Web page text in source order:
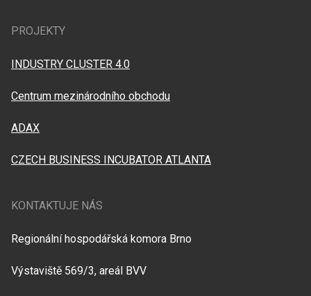
PROJEKTY
INDUSTRY CLUSTER 4.0
Centrum mezinárodního obchodu
ADAX
CZECH BUSINESS INCUBATOR ATLANTA
KONTAKTUJE NÁS
Regionální hospodářská komora Brno
Výstaviště 569/3, areál BVV